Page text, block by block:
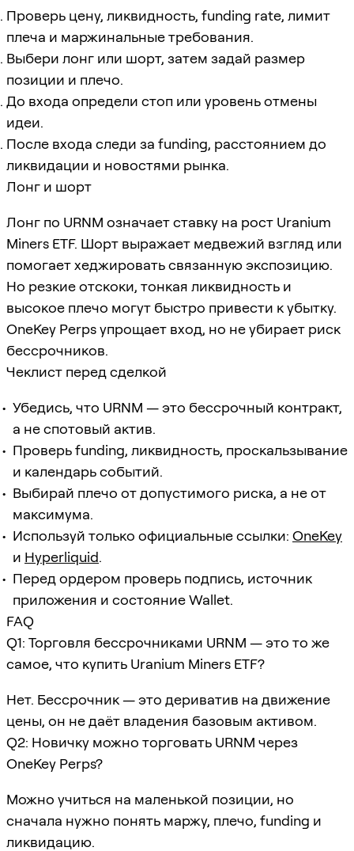
Проверь цену, ликвидность, funding rate, лимит
плеча и маржинальные требования.
Выбери лонг или шорт, затем задай размер
позиции и плечо.
До входа определи стоп или уровень отмены
идеи.
После входа следи за funding, расстоянием до
ликвидации и новостями рынка.
Лонг и шорт
Лонг по URNM означает ставку на рост Uranium
Miners ETF. Шорт выражает медвежий взгляд или
помогает хеджировать связанную экспозицию.
Но резкие отскоки, тонкая ликвидность и
высокое плечо могут быстро привести к убытку.
OneKey Perps упрощает вход, но не убирает риск
бессрочников.
Чеклист перед сделкой
Убедись, что URNM — это бессрочный контракт,
а не спотовый актив.
Проверь funding, ликвидность, проскальзывание
и календарь событий.
Выбирай плечо от допустимого риска, а не от
максимума.
Используй только официальные ссылки: OneKey
и Hyperliquid.
Перед ордером проверь подпись, источник
приложения и состояние Wallet.
FAQ
Q1: Торговля бессрочниками URNM — это то же
самое, что купить Uranium Miners ETF?
Нет. Бессрочник — это дериватив на движение
цены, он не даёт владения базовым активом.
Q2: Новичку можно торговать URNM через
OneKey Perps?
Можно учиться на маленькой позиции, но
сначала нужно понять маржу, плечо, funding и
ликвидацию.